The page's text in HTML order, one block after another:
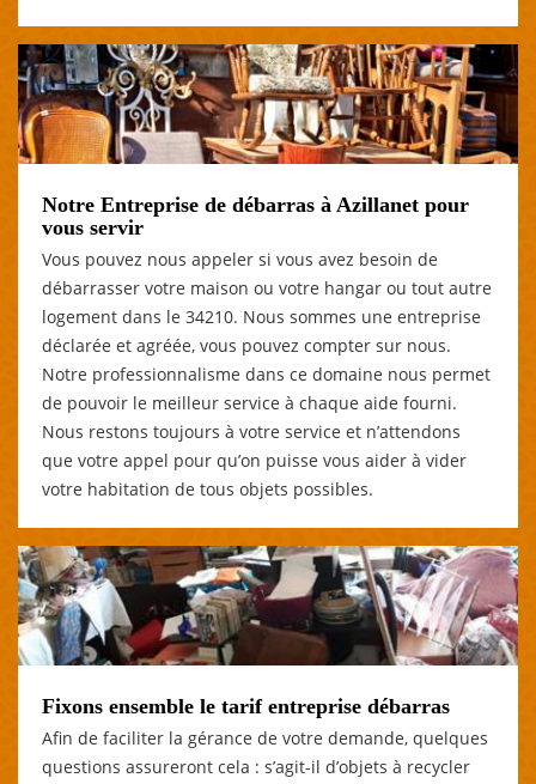
Notre Entreprise de débarras à Azillanet pour
vous servir
Vous pouvez nous appeler si vous avez besoin de
débarrasser votre maison ou votre hangar ou tout autre
logement dans le 34210. Nous sommes une entreprise
déclarée et agréée, vous pouvez compter sur nous.
Notre professionnalisme dans ce domaine nous permet
de pouvoir le meilleur service à chaque aide fourni.
Nous restons toujours à votre service et n’attendons
que votre appel pour qu’on puisse vous aider à vider
votre habitation de tous objets possibles.
Fixons ensemble le tarif entreprise débarras
Afin de faciliter la gérance de votre demande, quelques
questions assureront cela : s’agit-il d’objets à recycler